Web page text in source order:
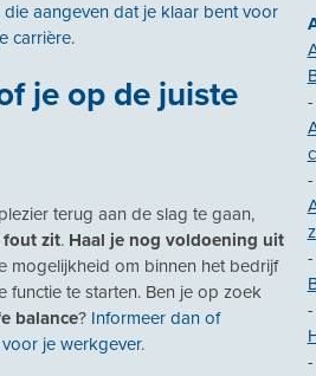
aangeven dat je klaar bent voor
carrière.
je op de juiste
terug aan de slag te gaan,
fout zit. Haal je nog voldoening uit
mogelijkheid om binnen het bedrijf
functie te starten. Ben je op zoek
balance? Informeer dan of
je werkgever.
-
-
-
-
-